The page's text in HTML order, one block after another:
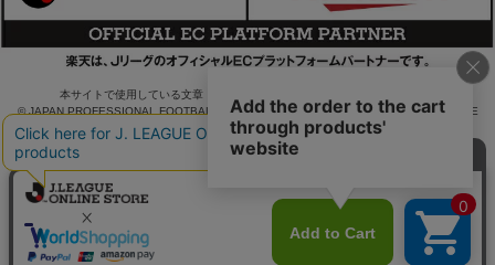
本サイトで使用している文章・画像等の無断での複製・転載を禁止します。
© JAPAN PROFESSIONAL FOOTBALL LEAGUE Rakuten Group, Inc. ALL RIGHTS RE
SERVED.